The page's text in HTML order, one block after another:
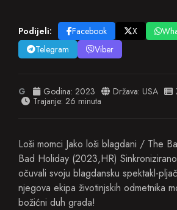
Podijeli: Facebook X
Telegram
Viber
G Godina: 2023 Država: USA
Trajanje: 26 minuta
Loši momci Jako loši blagdani / The
Bad Holiday (2023,HR)
očuvali svoju blagdansku spektakl-
njegova ekipa životinjskih odmetnika
božićni duh grada!